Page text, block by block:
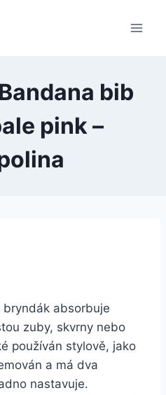
bib
pink –
absorbuje
zuby, skvrny nebo
používán stylově, jako
a má dva
nastavuje.